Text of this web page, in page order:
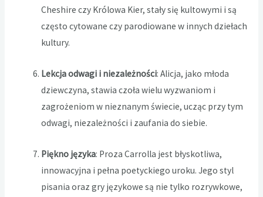
Cheshire czy Królowa Kier, stały się kultowymi i są
często cytowane czy parodiowane w innych dziełach
kultury.
Lekcja odwagi i niezależności: Alicja, jako młoda
dziewczyna, stawia czoła wielu wyzwaniom i
zagrożeniom w nieznanym świecie, ucząc przy tym
odwagi, niezależności i zaufania do siebie.
Piękno języka: Proza Carrolla jest błyskotliwa,
innowacyjna i pełna poetyckiego uroku. Jego styl
pisania oraz gry językowe są nie tylko rozrywkowe,